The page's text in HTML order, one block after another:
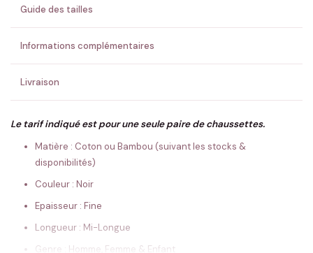
💚 Retour sous 24-48h🇫🇷 Flocage en France✅ Validation avant fabrication
Guide des tailles
Informations complémentaires
Livraison
Le tarif indiqué est pour une seule paire de chaussettes.
Matière : Coton ou Bambou (suivant les stocks &
disponibilités)
Couleur : Noir
Epaisseur : Fine
Longueur : Mi-Longue
Genre : Homme, Femme & Enfant